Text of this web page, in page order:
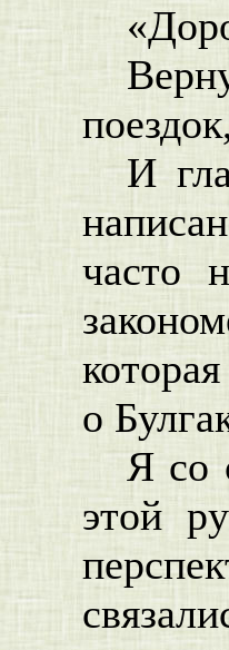
И
часто
о
Я со
этой